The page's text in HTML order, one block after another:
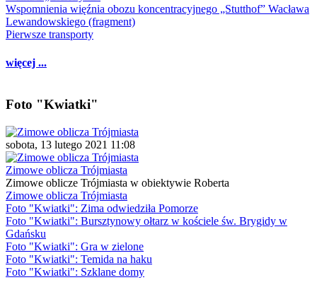
Wspomnienia więźnia obozu koncentracyjnego „Stutthof” Wacława
Lewandowskiego (fragment)
Pierwsze transporty
więcej ...
Foto "Kwiatki"
sobota, 13 lutego 2021 11:08
Zimowe oblicza Trójmiasta
Zimowe oblicze Trójmiasta w obiektywie Roberta
Zimowe oblicza Trójmiasta
Foto "Kwiatki": Zima odwiedziła Pomorze
Foto "Kwiatki": Bursztynowy ołtarz w kościele św. Brygidy w
Gdańsku
Foto "Kwiatki": Gra w zielone
Foto "Kwiatki": Temida na haku
Foto "Kwiatki": Szklane domy